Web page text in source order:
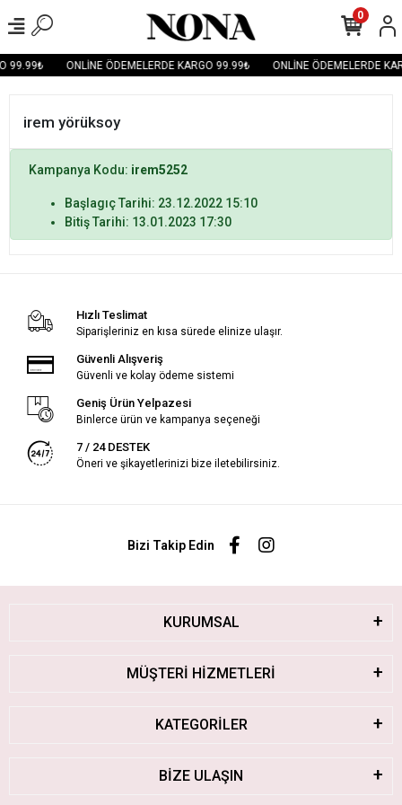
99.99₺ ONLİNE ÖDEMELERDE KARGO 99.99₺ ONLİNE ÖDEMELERDE
0
irem yörüksoy
Kampanya Kodu: irem5252
Başlagıç Tarihi: 23.12.2022 15:10
Bitiş Tarihi: 13.01.2023 17:30
Hızlı Teslimat
Siparişleriniz en kısa sürede elinize ulaşır.
Güvenli Alışveriş
Güvenli ve kolay ödeme sistemi
Geniş Ürün Yelpazesi
Binlerce ürün ve kampanya seçeneği
7 / 24 DESTEK
Öneri ve şikayetlerinizi bize iletebilirsiniz.
Bizi Takip Edin
KURUMSAL
MÜŞTERİ HİZMETLERİ
KATEGORİLER
BİZE ULAŞIN